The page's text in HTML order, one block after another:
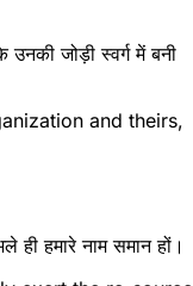
जोड़ी स्वर्ग में बनी
and theirs,
ही हमारे नाम समान हों।